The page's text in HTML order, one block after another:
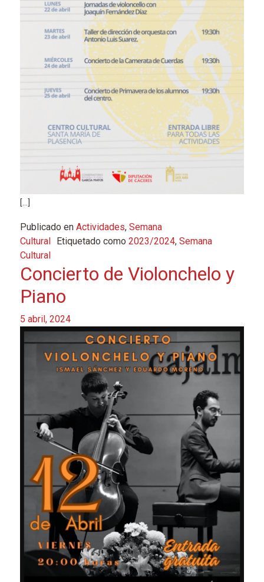
[…]
Publicado en Actividades, Semana
Cultural
Etiquetado como 2023/2024, Semana
Cultural
Concierto de Violonchelo y
Piano
5 abril, 2024